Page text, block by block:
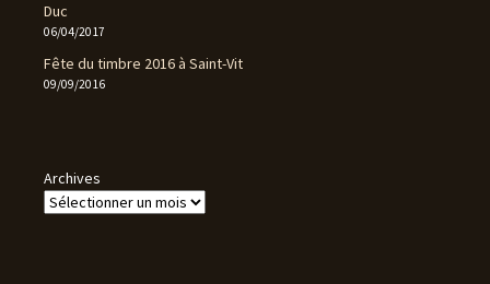
Duc
06/04/2017
Fête du timbre 2016 à Saint-Vit
09/09/2016
Archives